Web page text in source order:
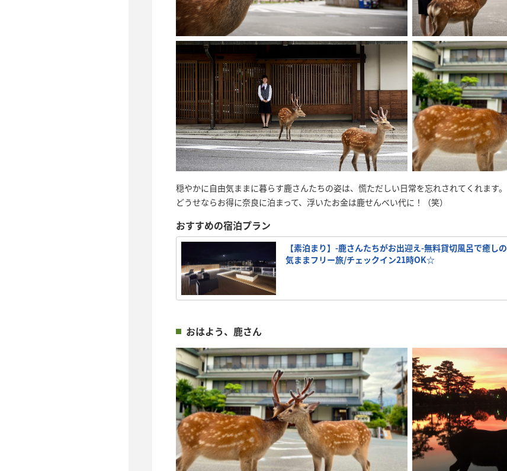
穏やかに自由気ままに暮らす鹿さんたちの姿は、慌ただしい日常を忘れされてくれます。
どうせならお得に奈良に泊まって、浮いたお金は鹿せんべい代に！（笑）
おすすめの宿泊プラン
【素泊まり】-鹿さんたちがお出迎え-無料貸切風呂で癒しの
気ままフリー旅/チェックイン21時OK☆
おはよう、鹿さん